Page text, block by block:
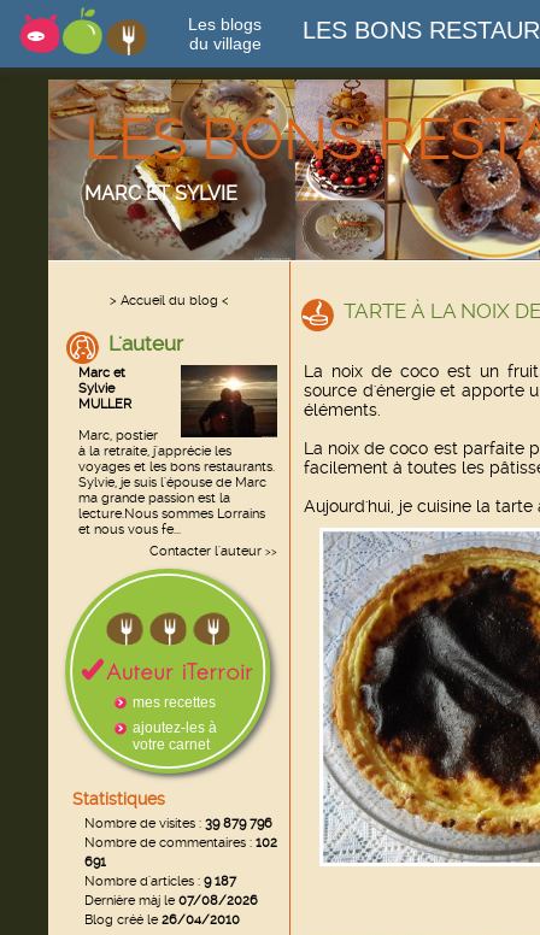
Les blogs
du village
LES BONS
LES BONS
MARC ET SYLVIE
> Accueil du blog <
L'auteur
Marc et
Sylvie
MULLER
Marc, postier
à la retraite, j'apprécie les
voyages et les bons restaurants.
Sylvie, je suis l'épouse de Marc
ma grande passion est la
lecture.Nous sommes Lorrains
et nous vous fe...
Contacter l'auteur >>
mes recettes
ajoutez-les à
votre carnet
Statistiques
Nombre de visites : 39 879 796
Nombre de commentaires : 102
691
Nombre d'articles : 9 187
Dernière màj le07/08/2026
Blog créé le26/04/2010
TARTE À LA NOIX
La noix de coco est un
source d'énergie et apporte
éléments.
La noix de coco est parfaite
facilement à toutes les
Aujourd'hui, je cuisine la tarte